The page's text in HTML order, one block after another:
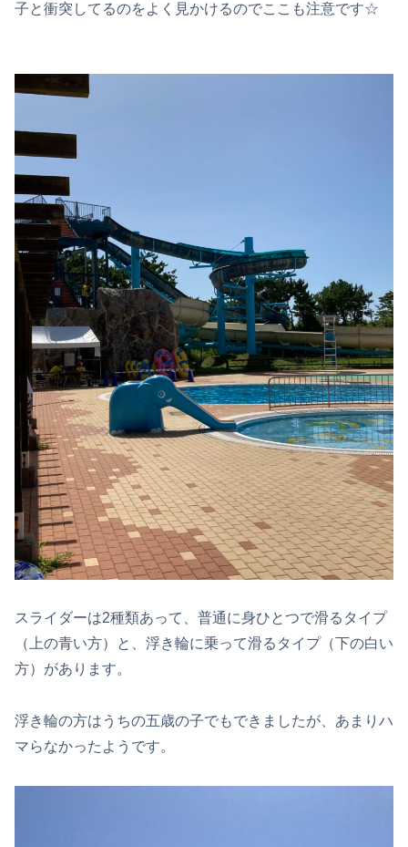
子と衝突してるのをよく見かけるのでここも注意です☆
スライダーは2種類あって、普通に身ひとつで滑るタイプ
（上の青い方）と、浮き輪に乗って滑るタイプ（下の白い
方）があります。
浮き輪の方はうちの五歳の子でもできましたが、あまりハ
マらなかったようです。